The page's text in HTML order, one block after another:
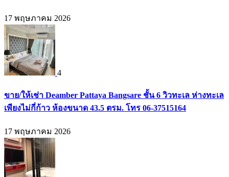
17 พฤษภาคม 2026
4
ขาย/ให้เช่า Deamber Pattaya Bangsare ชั้น 6 วิวทะเล ห่างทะเล
เพียงไม่กี่ก้าว ห้องขนาด 43.5 ตรม. โทร 06-37515164
17 พฤษภาคม 2026